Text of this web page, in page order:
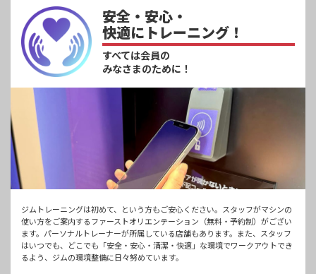
安全・安心・
快適にトレーニング！
すべては会員の
みなさまのために！
ジムトレーニングは初めて、という方もご安心ください。スタッフがマシンの
使い方をご案内するファーストオリエンテーション（無料・予約制）がござい
ます。パーソナルトレーナーが所属している店舗もあります。また、スタッフ
はいつでも、どこでも「安全・安心・清潔・快適」な環境でワークアウトでき
るよう、ジムの環境整備に日々努めています。